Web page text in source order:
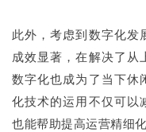
此外，考虑到数字化发
成效显著，在解决了从
数字化也成为了当下休
化技术的运用不仅可以
也能帮助提高运营精细